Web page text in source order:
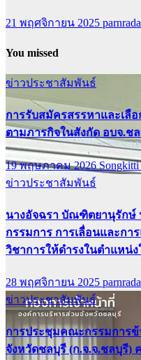
21 พฤศจิกายน 2025
You missed
ข่าวประชาสัมพันธ์
การรับสมัครสรรหาและเลื
ตามภารกิจในสังกัด อบจ.ช
19 พฤษภาคม 2026
ข่าวประชาสัมพันธ์
นางอัจฉรา บัณฑิตยานุรักษ์
กรรมการ การเลื่อนและกา
วิชาการให้ดำรงในตำแหน่
28 พฤศจิกายน 2025
ข่าวประชาสัมพันธ์
การประชุมคณะกรรมการข้
จังหวัดชลบุรี (ก.จ.จ.ชลบุรี)